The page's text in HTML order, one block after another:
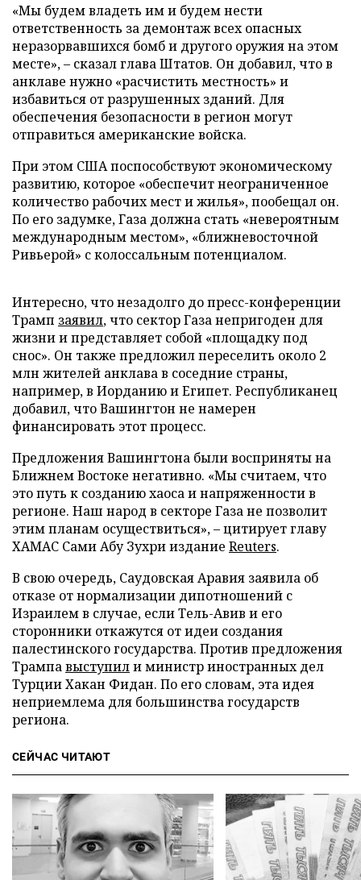
«Мы будем владеть им и будем нести
ответственность за демонтаж всех опасных
неразорвавшихся бомб и другого оружия на этом
месте», – сказал глава Штатов. Он добавил, что в
анклаве нужно «расчистить местность» и
избавиться от разрушенных зданий. Для
обеспечения безопасности в регион могут
отправиться американские войска.
При этом США поспособствуют экономическому
развитию, которое «обеспечит неограниченное
количество рабочих мест и жилья», пообещал он.
По его задумке, Газа должна стать «невероятным
международным местом», «ближневосточной
Ривьерой» с колоссальным потенциалом.
Интересно, что незадолго до пресс-конференции
Трамп заявил, что сектор Газа непригоден для
жизни и представляет собой «площадку под
снос». Он также предложил переселить около 2
млн жителей анклава в соседние страны,
например, в Иорданию и Египет. Республиканец
добавил, что Вашингтон не намерен
финансировать этот процесс.
Предложения Вашингтона были восприняты на
Ближнем Востоке негативно. «Мы считаем, что
это путь к созданию хаоса и напряженности в
регионе. Наш народ в секторе Газа не позволит
этим планам осуществиться», – цитирует главу
ХАМАС Сами Абу Зухри издание Reuters.
В свою очередь, Саудовская Аравия заявила об
отказе от нормализации дипотношений с
Израилем в случае, если Тель-Авив и его
сторонники откажутся от идеи создания
палестинского государства. Против предложения
Трампавыступили министр иностранных дел
Турции Хакан Фидан. По его словам, эта идея
неприемлема для большинства государств
региона.
СЕЙЧАС ЧИТАЮТ